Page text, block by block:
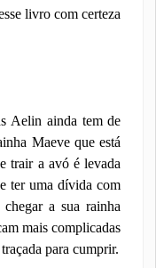
livro com certeza
Aelin ainda tem de
Maeve que está
trair a avó é levada
ter uma dívida com
a sua rainha
mais complicadas
para cumprir.